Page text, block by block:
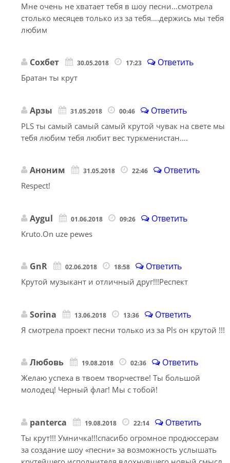
Мне очень не хватает тебя в шоу песни…смотрела
столько месяцев только из за тебя….держись мы тебя
любим
Сохбет 30.05.2018 17:23 Ответить
Братан ты крут
Арзы 31.05.2018 00:46 Ответить
PLS ты самый самый самый крутой чувак на свете мы
тебя любим тебя любит вес туркменистан….
Аноним 31.05.2018 22:46 Ответить
Respect!
Aygul 01.06.2018 09:26 Ответить
Kruto.On uze pewes
GnR 02.06.2018 18:58 Ответить
Крутой музыкант и отличный друг!!!Респект
Sorina 13.06.2018 13:36 Ответить
Я смотрела проект песни только из за Рls он крутой !!!
Любовь 19.08.2018 02:36 Ответить
Желаю успеха в твоем творчестве! Ты большой
молодец! Черный флаг! Мы с тобой!
panterca 19.08.2018 22:14 Ответить
Ты крут!!! Умничка!!!спасибо огромное продюссерам
за создание шоу «песни» за возможность услышать